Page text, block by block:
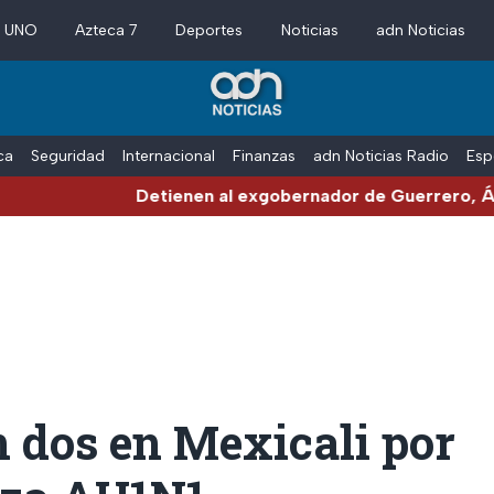
Azteca 7 Deportes Noticias adn Noticias
Seguridad Internacional Finanzas adn Noticias Radio
Detienen al exgobernador de Guerrero, Ángel
dos en Mexicali por